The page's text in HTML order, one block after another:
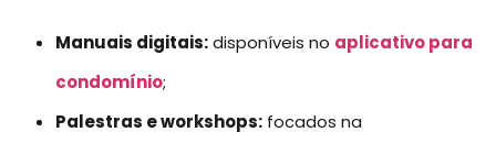
Manuais digitais:disponíveis no aplicativo para
condomínio;
Palestras e workshops: focados na